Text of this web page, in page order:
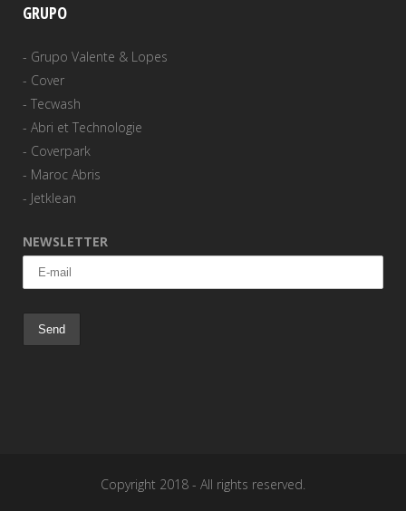
GRUPO
- Grupo Valente & Lopes
- Cover
- Tecwash
- Abri et Technologie
- Coverpark
- Maroc Abris
- Jetklean
NEWSLETTER
Copyright 2018 - All rights reserved.